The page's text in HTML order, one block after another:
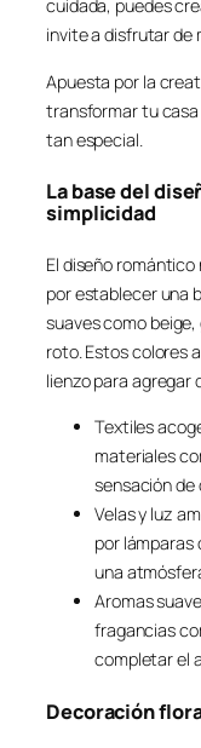
cuidada, puedes
invite a disfrutar de
Apuesta por la
transformar tu
tan especial.
La base del
simplicidad
El diseño
por establecer una
suaves como
roto. Estos colores
lienzo para agregar
Textiles
materiales
sensación de
Velas y luz
por lámparas
una
Aromas
fragancias
completar el
Decoración